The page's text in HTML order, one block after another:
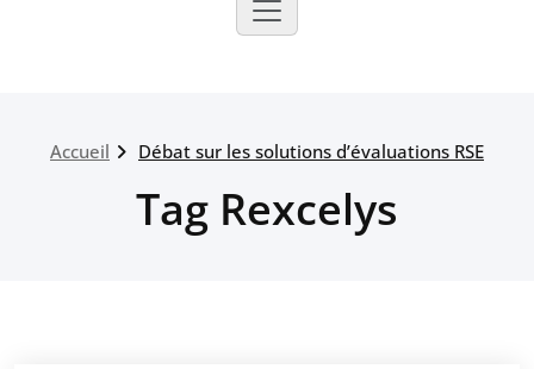
Accueil Débat sur les solutions d’évaluations RSE
Tag Rexcelys